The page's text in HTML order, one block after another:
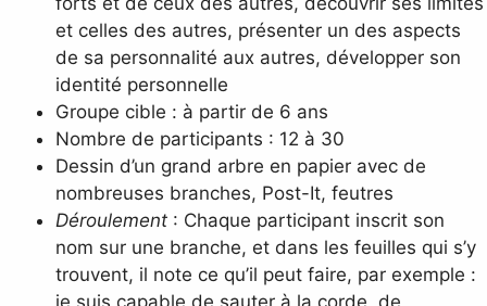
et celles des autres, présenter un des aspects
de sa personnalité aux autres, développer son
identité personnelle
Groupe cible : à partir de 6 ans
Nombre de participants : 12 à 30
Dessin d’un grand arbre en papier avec de
nombreuses branches, Post-It, feutres
Déroulement : Chaque participant inscrit son
nom sur une branche, et dans les feuilles qui s’y
trouvent, il note ce qu’il peut faire, par exemple :
je suis capable de sauter à la corde, de